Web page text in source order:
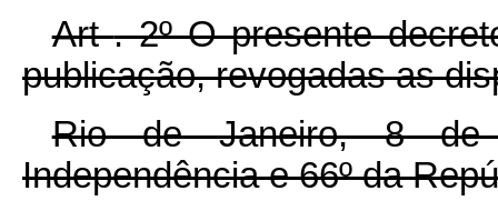
Art. 2º O presente
publicação, revogadas as
Rio de Janeiro, 8 de
Independência e 66º da